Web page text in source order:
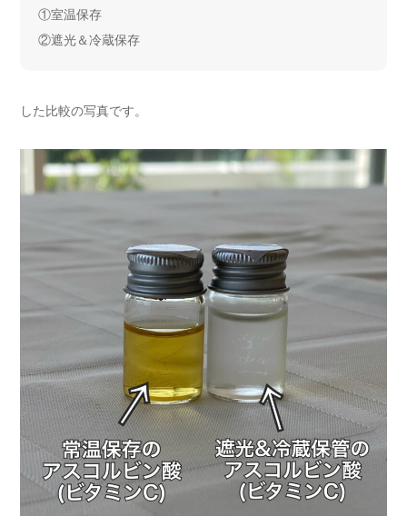
①室温保存
②遮光＆冷蔵保存
した比較の写真です。